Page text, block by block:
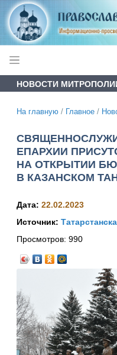
НОВОСТИ
На главную / Главное /
ЕПАРХИИ
НА ОТКРЫТИИ
В КАЗАНСКОМ
Дата: 22.02.2023
Источник:
Просмотров: 990